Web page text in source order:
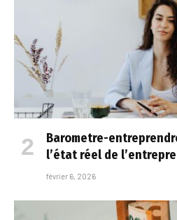
Barometre-
l’état réel de
février 6, 2026